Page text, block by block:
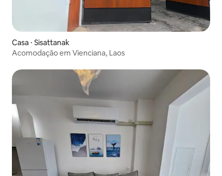
Casa ⋅ Sisattanak
Acomodação em Vienciana, Laos